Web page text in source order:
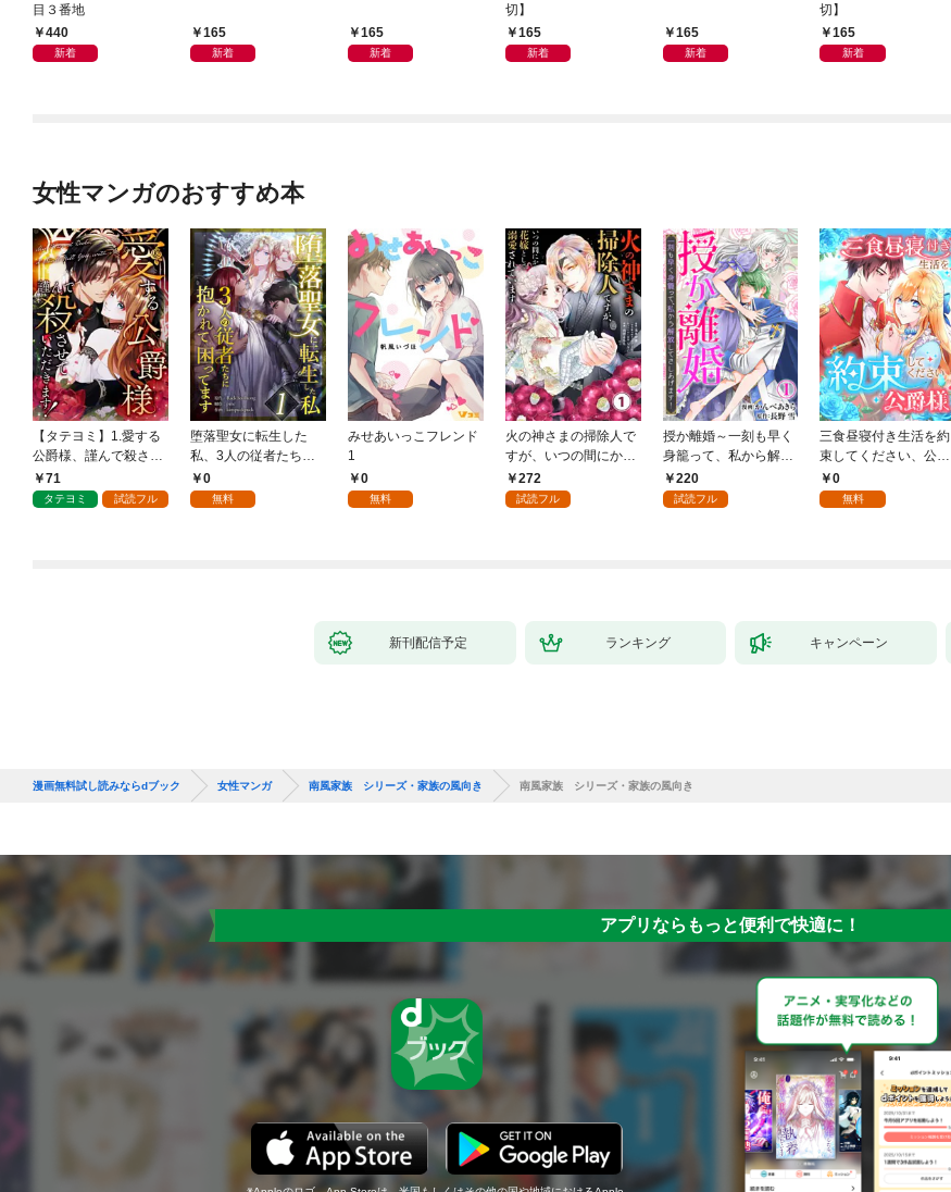
目３番地
440
新着
165
新着
165
新着
切】
165
新着
165
新着
切】
165
新着
女性マンガのおすすめ本
【タテヨミ】1.愛する
公爵様、謹んで殺させ
ていただきます！
71
タテヨミ 試読フル
堕落聖女に転生した
私、3人の従者たちに
抱かれて困ってます 第
1話
0
無料
みせあいっこフレンド
1
0
無料
火の神さまの掃除人で
すが、いつの間にか花
嫁として溺愛されてい
ます【単話】（１）
272
試読フル
授か離婚～一刻も早く
身籠って、私から解放
してさしあげます！1
220
試読フル
三食昼寝付き生活を約
束してください、公爵
様 1話
0
無料
新刊配信予定 ランキング キャンペーン
漫画無料試し読みならdブック 女性マンガ 南風家族 シリーズ・家族の風向き 南風家族 シリーズ・家族の風向き
アプリならもっと便利で快適に！